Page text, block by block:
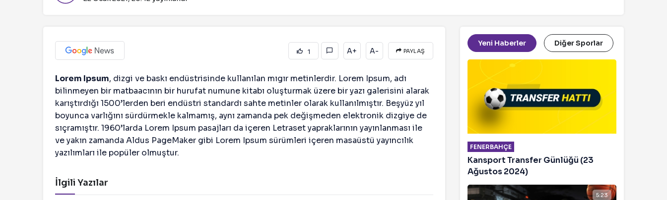
1 A+ A- PAYLAŞ
Lorem Ipsum, dizgi ve baskı endüstrisinde kullanılan mıgır metinlerdir. Lorem Ipsum, adı
bilinmeyen bir matbaacının bir hurufat numune kitabı oluşturmak üzere bir yazı galerisini alarak
karıştırdığı 1500’lerden beri endüstri standardı sahte metinler olarak kullanılmıştır. Beşyüz yıl
boyunca varlığını sürdürmekle kalmamış, aynı zamanda pek değişmeden elektronik dizgiye de
sıçramıştır. 1960’larda Lorem Ipsum pasajları da içeren Letraset yapraklarının yayınlanması ile
ve yakın zamanda Aldus PageMaker gibi Lorem Ipsum sürümleri içeren masaüstü yayıncılık
yazılımları ile popüler olmuştur.
İlgili Yazılar
Yeni Haberler Diğer Sporlar
FENERBAHÇE
Kansport Transfer Günlüğü (23
Ağustos 2024)
5:23